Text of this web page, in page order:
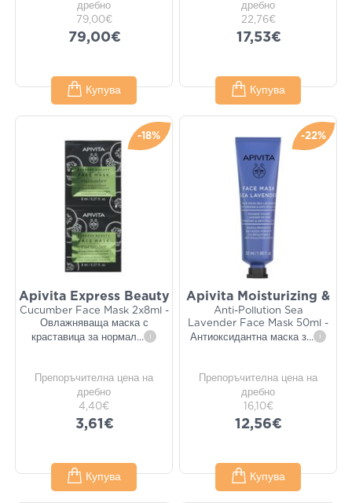
дребно
79,00€
79,00€
Купува
дребно
22,76€
17,53€
Купува
-18%
Apivita Express Beauty
Cucumber Face Mask 2x8ml -
Овлажняваща маска с
краставица за нормал... i
Препоръчителна цена на
дребно
4,40€
3,61€
Купува
-22%
Apivita Moisturizing &
Anti-Pollution Sea
Lavender Face Mask 50ml -
Антиоксидантна маска з... i
Препоръчителна цена на
дребно
16,10€
12,56€
Купува